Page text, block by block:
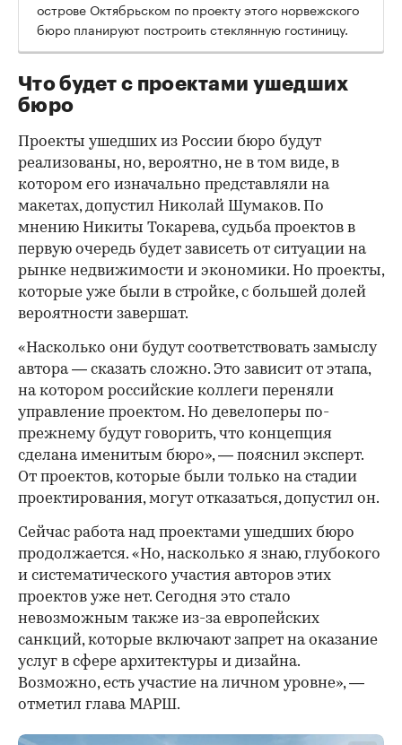
острове Октябрьском по проекту этого норвежского
бюро планируют построить стеклянную гостиницу.
Что будет с проектами ушедших
бюро
Проекты ушедших из России бюро будут
реализованы, но, вероятно, не в том виде, в
котором его изначально представляли на
макетах, допустил Николай Шумаков. По
мнению Никиты Токарева, судьба проектов в
первую очередь будет зависеть от ситуации на
рынке недвижимости и экономики. Но проекты,
которые уже были в стройке, с большей долей
вероятности завершат.
«Насколько они будут соответствовать замыслу
автора — сказать сложно. Это зависит от этапа,
на котором российские коллеги переняли
управление проектом. Но девелоперы по-
прежнему будут говорить, что концепция
сделана именитым бюро», — пояснил эксперт.
От проектов, которые были только на стадии
проектирования, могут отказаться, допустил он.
Сейчас работа над проектами ушедших бюро
продолжается. «Но, насколько я знаю, глубокого
и систематического участия авторов этих
проектов уже нет. Сегодня это стало
невозможным также из-за европейских
санкций, которые включают запрет на оказание
услуг в сфере архитектуры и дизайна.
Возможно, есть участие на личном уровне», —
отметил глава МАРШ.